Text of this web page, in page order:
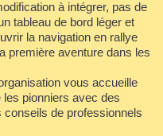
à intégrer, pas de
tableau de bord léger et
la navigation en rallye
première aventure dans les
vous accueille
pionniers avec des
de professionnels